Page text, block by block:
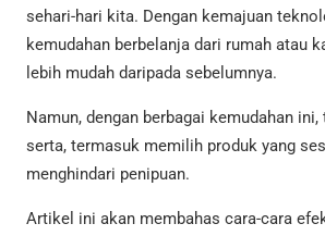
sehari-hari kita. Dengan kemajuan
kemudahan berbelanja dari rumah atau
lebih mudah daripada sebelumnya.
Namun, dengan berbagai kemudahan
serta, termasuk memilih produk yang
menghindari penipuan.
Artikel ini akan membahas cara-cara